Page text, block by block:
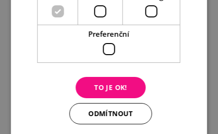
Visací náušnice s perlou
1 090 Kč
DETAIL DO KOŠÍKU
Preferenční
TO JE OK!
ODMÍTNOUT